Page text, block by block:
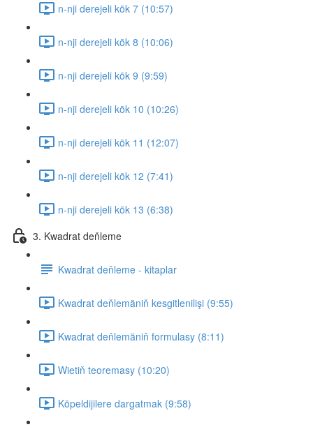
n-nji derejeli kök 7 (10:57)
n-nji derejeli kök 8 (10:06)
n-nji derejeli kök 9 (9:59)
n-nji derejeli kök 10 (10:26)
n-nji derejeli kök 11 (12:07)
n-nji derejeli kök 12 (7:41)
n-nji derejeli kök 13 (6:38)
3. Kwadrat deňleme
Kwadrat deňleme - kitaplar
Kwadrat deňlemäniň kesgitlenilişi (9:55)
Kwadrat deňlemäniň formulasy (8:11)
Wietiň teoremasy (10:20)
Köpeldijilere dargatmak (9:58)